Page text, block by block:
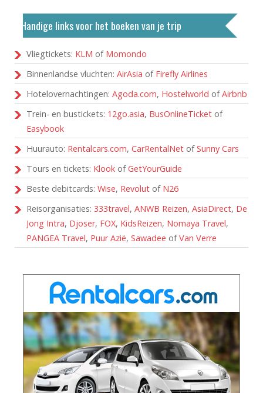
Handige links voor het boeken van je trip
Vliegtickets: KLM of Momondo
Binnenlandse vluchten: AirAsia of Firefly Airlines
Hotelovernachtingen: Agoda.com, Hostelworld ofAirbnb
Trein- en bustickets: 12go.asia, BusOnlineTicket of
Easybook
Huurauto: Rentalcars.com, CarRentalNet ofSunny Cars
Tours en tickets: Klook ofGetYourGuide
Beste debitcards: Wise, Revolut of N26
Reisorganisaties: 333travel, ANWB Reizen, AsiaDirect, De
Jong Intra, Djoser, FOX, KidsReizen, Nomaya Travel,
PANGEA Travel, Puur Azië, Sawadee ofVan Verre